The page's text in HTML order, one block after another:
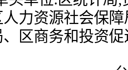
力资源社会保
区商务和投资